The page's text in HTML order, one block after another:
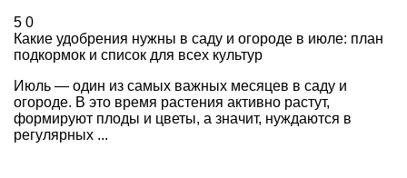
5 0
Какие удобрения нужны в саду и огороде в июле: план
подкормок и список для всех культур
Июль — один из самых важных месяцев в саду и
огороде. В это время растения активно растут,
формируют плоды и цветы, а значит, нуждаются в
регулярных ...